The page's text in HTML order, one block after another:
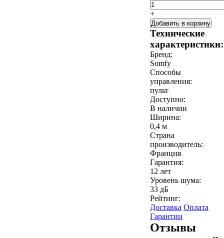
+
Добавить в корзину
Технические
характеристики:
Бренд:
Somfy
Способы
управления:
пульт
Доступно:
В наличии
Ширина:
0,4 м
Страна
производитель:
Франция
Гарантия:
12 лет
Уровень шума:
33 дБ
Рейтинг:
Доставка Оплата
Гарантии
Отзывы